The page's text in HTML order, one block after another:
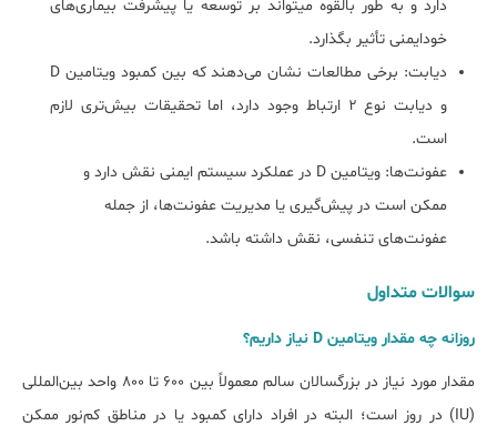
دارد و به طور بالقوه می‏تواند بر توسعه یا پیشرفت بیماری‌های
خودایمنی تأثیر بگذارد.
دیابت: برخی مطالعات نشان می‌دهند که بین کمبود ویتامین D
و دیابت نوع 2 ارتباط وجود دارد، اما تحقیقات بیش‌تری لازم
است.
عفونت‌ها: ویتامین D در عملکرد سیستم ایمنی نقش دارد و
ممکن است در پیش‌گیری یا مدیریت عفونت‌ها، از جمله
عفونت‌های تنفسی، نقش داشته باشد.
سوالات متداول
روزاﻧﻪ چه ﻣﻘﺪار ویتامین D ﻧﯿﺎز دارﯾﻢ؟
مقدار مورد نیاز در بزرگسالان سالم معمولاً بین 600 تا 800 واحد بین‌المللی
(IU) در روز است؛ البته در افراد دارای کمبود یا در مناطق کم‌نور ممکن